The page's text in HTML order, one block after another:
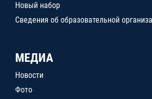
Новый набор
Сведения об образовательной
МЕДИА
Новости
Фото